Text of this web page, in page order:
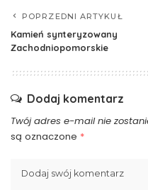
POPRZEDNI ARTYKUŁ
Kamień synteryzowany
Zachodniopomorskie
Dodaj komentarz
Twój adres e-mail nie
są oznaczone *